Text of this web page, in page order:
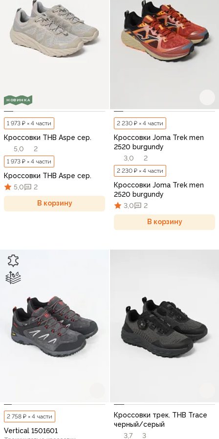
НОВИНКА
1 973 ₽ × 4 части
Кроссовки THB Aspe сер.
5,0
2
1 973 ₽ × 4 части
Кроссовки THB Aspe сер.
5,0
2
В корзину
2 230 ₽ × 4 части
Кроссовки Joma Trek men
2520 burgundy
3,0
2
2 230 ₽ × 4 части
Кроссовки Joma Trek men
2520 burgundy
3,0
2
В корзину
2 758 ₽ × 4 части
Vertical 1501601
Кроссовки трек. THB Trace
черный/серый
3,7
3